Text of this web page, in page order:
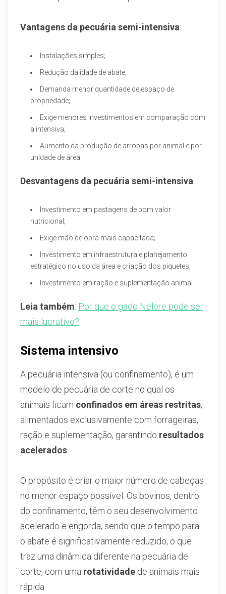
Vantagens da pecuária semi-intensiva:
Instalações simples;
Redução da idade de abate;
Demanda menor quantidade de espaço de
propriedade;
Exige menores investimentos em comparação com
a intensiva;
Aumento da produção de arrobas por animal e por
unidade de área.
Desvantagens da pecuária semi-intensiva:
Investimento em pastagens de bom valor
nutricional;
Exige mão de obra mais capacitada;
Investimento em infraestrutura e planejamento
estratégico no uso da área e criação dos piquetes;
Investimento em ração e suplementação animal.
Leia também: Por que o gado Nelore pode ser
mais lucrativo?
Sistema intensivo
A pecuária intensiva (ou confinamento), é um
modelo de pecuária de corte no qual os
animais ficam confinados em áreas restritas,
alimentados exclusivamente com forrageiras,
ração e suplementação, garantindo resultados
acelerados
O propósito é criar o maior número de cabeças
no menor espaço possível. Os bovinos, dentro
do confinamento, têm o seu desenvolvimento
acelerado e engorda, sendo que o tempo para
o abate é significativamente reduzido, o que
traz uma dinâmica diferente na pecuária de
corte, com uma rotatividade de animais mais
rápida.